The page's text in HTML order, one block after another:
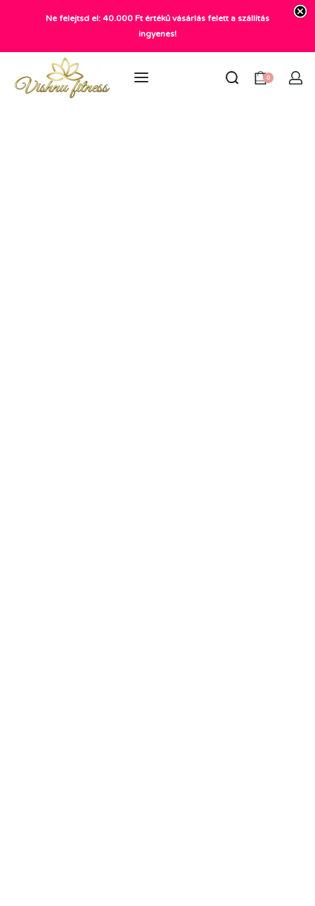
+36 20 372 2969
info@vishnu.hu
0
Ne felejtsd el: 40.000 Ft értékű vásárlás felett a szállítás
ingyenes!